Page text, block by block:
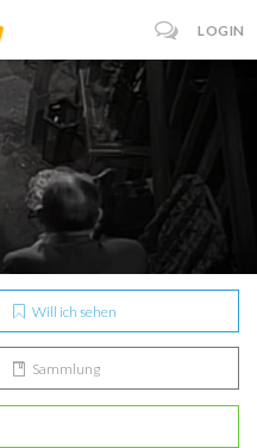
LOGIN
Will ich sehen
Sammlung